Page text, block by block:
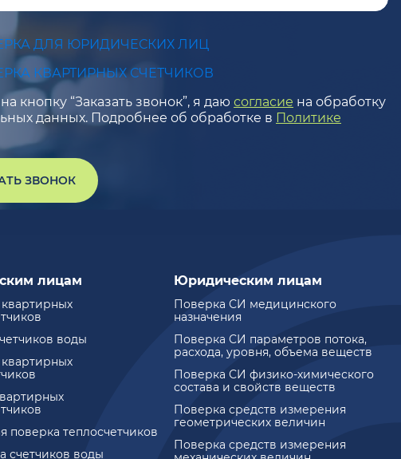
ДЛЯ ЮРИДИЧЕСКИХ ЛИЦ
КВАРТИРНЫХ СЧЕТЧИКОВ
кнопку “Заказать звонок”, я даю согласие на обработку
данных. Подробнее об обработке в Политике
ЗВОНОК
лицам
воды
поверка теплосчетчиков
счетчиков воды
Юридическим лицам
Поверка СИ медицинского
назначения
Поверка СИ параметров потока,
расхода, уровня, объема веществ
Поверка СИ физико-химического
состава и свойств веществ
Поверка средств измерения
геометрических величин
Поверка средств измерения